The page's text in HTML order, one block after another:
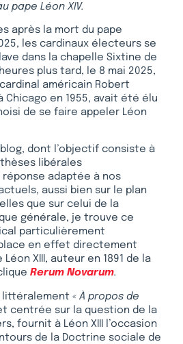
pape Léon XIV.
après la mort du pape
les cardinaux électeurs se
dans la chapelle Sixtine de
plus tard, le 8 mai 2025,
américain Robert
Chicago en 1955, avait été élu
de se faire appeler Léon
dont l’objectif consiste à
libérales
adaptée à nos
aussi bien sur le plan
que sur celui de la
générale, je trouve ce
particulièrement
en effet directement
XIII, auteur en 1891 de la
Rerum Novarum.
littéralement « À propos de
centrée sur la question de la
fournit à Léon XIII l’occasion
de la Doctrine sociale de